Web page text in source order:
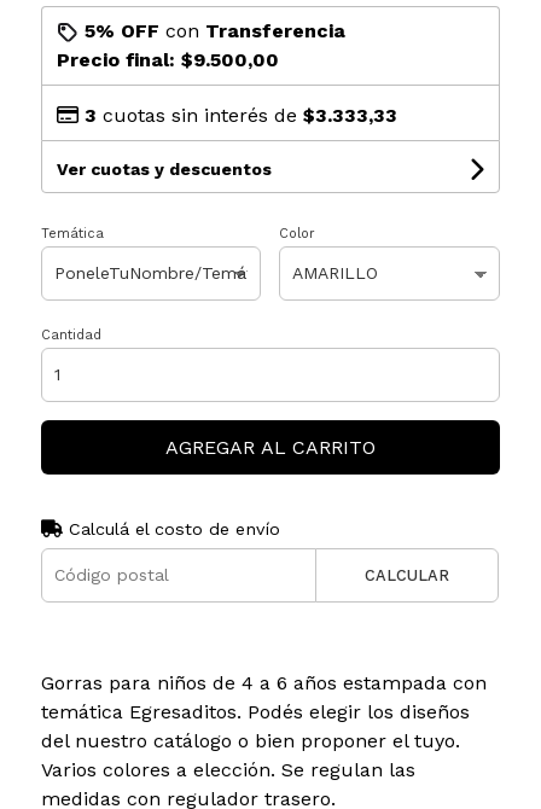
5% OFF con Transferencia
Precio final: $9.500,00
3 cuotas sin interés de $3.333,33
Ver cuotas y descuentos
Temática Color
Cantidad
AGREGAR AL CARRITO
Calculá el costo de envío
CALCULAR
Gorras para niños de 4 a 6 años estampada con
temática Egresaditos. Podés elegir los diseños
del nuestro catálogo o bien proponer el tuyo.
Varios colores a elección. Se regulan las
medidas con regulador trasero.